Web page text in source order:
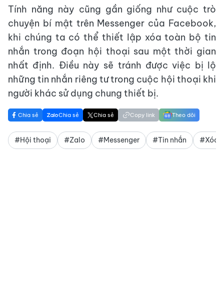
Tính năng này cũng gần giống như cuộc trò
chuyện bí mật trên Messenger của Facebook,
khi chúng ta có thể thiết lập xóa toàn bộ tin
nhắn trong đoạn hội thoại sau một thời gian
nhất định. Điều này sẽ tránh được việc bị lộ
những tin nhắn riêng tư trong cuộc hội thoại khi
người khác sử dụng chung thiết bị.
Chia sẻ Chia sẻ Chia sẻ Copy link Theo dõi
#Hội thoại #Zalo #Messenger #Tin nhắn #Xóa